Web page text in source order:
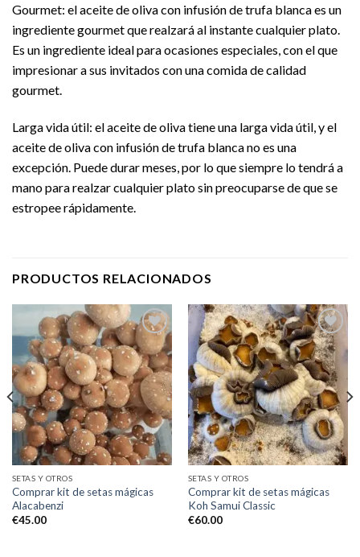
Gourmet: el aceite de oliva con infusión de trufa blanca es un
ingrediente gourmet que realzará al instante cualquier plato.
Es un ingrediente ideal para ocasiones especiales, con el que
impresionar a sus invitados con una comida de calidad
gourmet.
Larga vida útil: el aceite de oliva tiene una larga vida útil, y el
aceite de oliva con infusión de trufa blanca no es una
excepción. Puede durar meses, por lo que siempre lo tendrá a
mano para realzar cualquier plato sin preocuparse de que se
estropee rápidamente.
PRODUCTOS RELACIONADOS
Add to
wishlist
SETAS Y OTROS
Comprar kit de setas mágicas
Alacabenzi
€45.00
Add to
wishlist
SETAS Y OTROS
Comprar kit de setas mágicas
Koh Samui Classic
€60.00